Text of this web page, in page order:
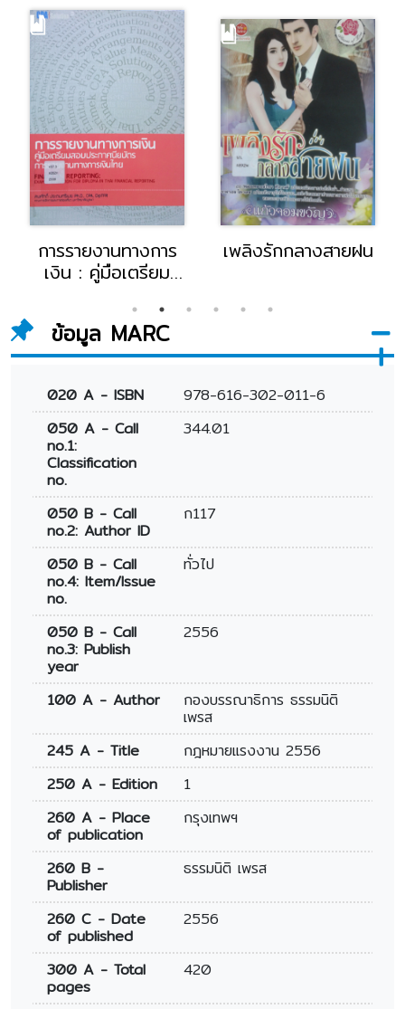
างสายฝน หนุ่มกวนสาวแกร่ง
รักแรงคูณสอง
นาทีรักสะ
ข้อมูล MARC
020 A - ISBN
978-616-302-011-6
050 A - Call
no.1:
Classification
no.
344.01
050 B - Call
no.2: Author ID
ก117
050 B - Call
no.4: Item/Issue
no.
ทั่วไป
050 B - Call
no.3: Publish
year
2556
100 A - Author กองบรรณาธิการ ธรรมนิติ
เพรส
245 A - Title
กฎหมายแรงงาน 2556
250 A - Edition
1
260 A - Place
of publication
กรุงเทพฯ
260 B -
Publisher
ธรรมนิติ เพรส
260 C - Date
of published
2556
300 A - Total
pages
420